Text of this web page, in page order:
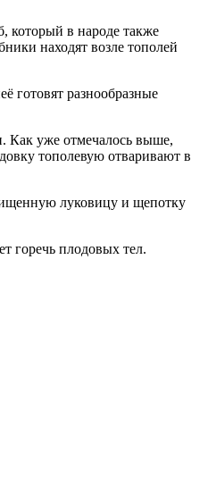
который в народе также
находят возле тополей
готовят разнообразные
Как уже отмечалось выше,
тополевую отваривают в
луковицу и щепотку
горечь плодовых тел.